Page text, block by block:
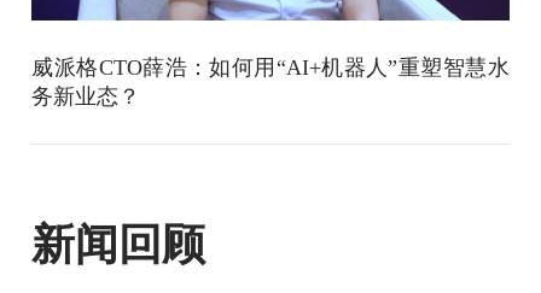
威派格CTO薛浩：如何用“AI+机器人”重塑智慧水
务新业态？
新闻回顾